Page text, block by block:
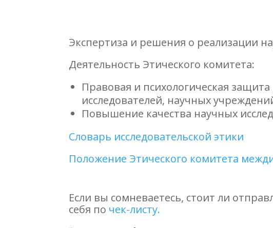
Экспертиза и решения о реализации
Деятельность Этического комитета:
Правовая и психологическая
исследователей, научных
Повышение качества научных
Словарь исследовательской этики
Положение Этического комитета
Если вы сомневаетесь, стоит ли
себя по чек-листу.